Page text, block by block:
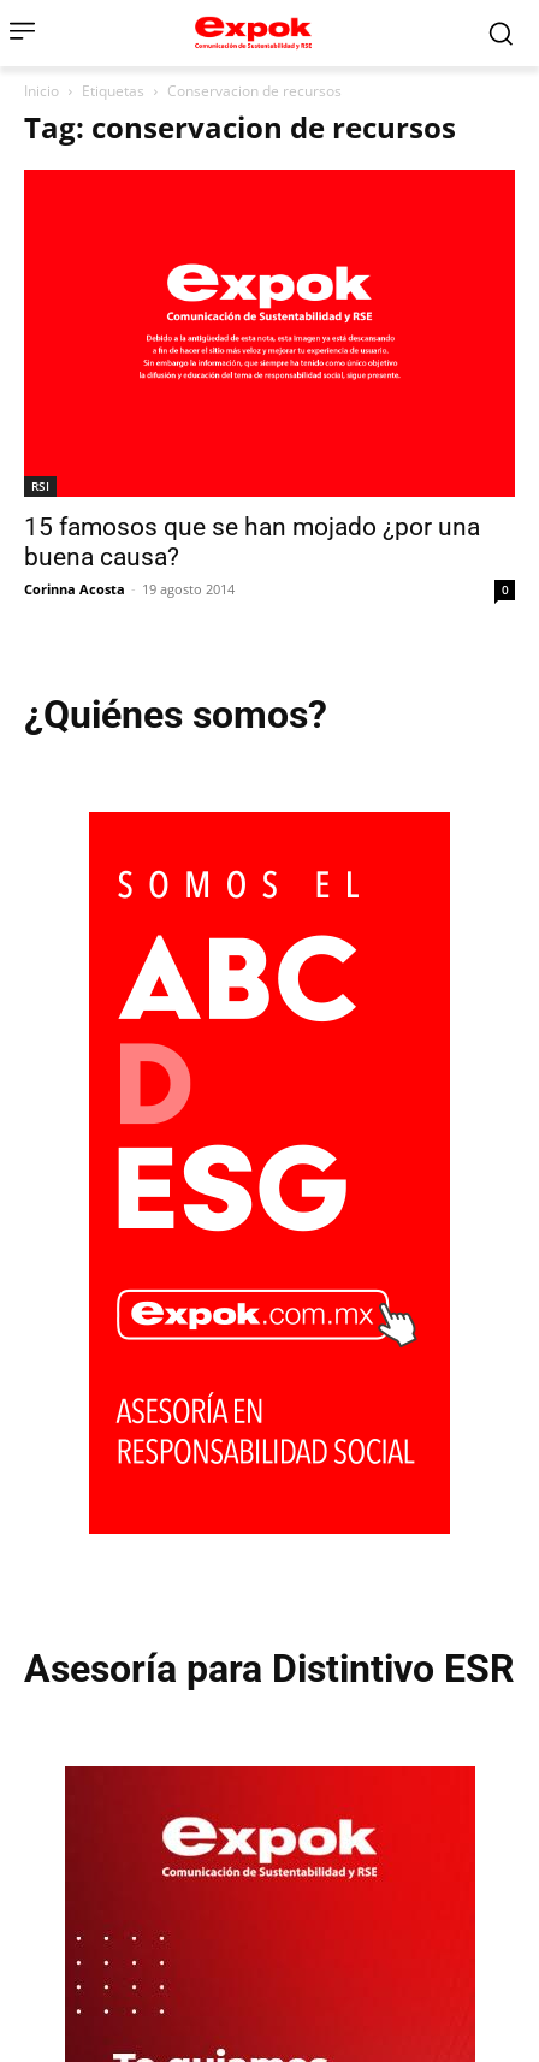
Inicio Etiquetas Conservacion de recursos
Tag: conservacion de recursos
RSI
15 famosos que se han mojado ¿por una
buena causa?
Corinna Acosta - 19 agosto 2014 0
¿Quiénes somos?
Asesoría para Distintivo ESR